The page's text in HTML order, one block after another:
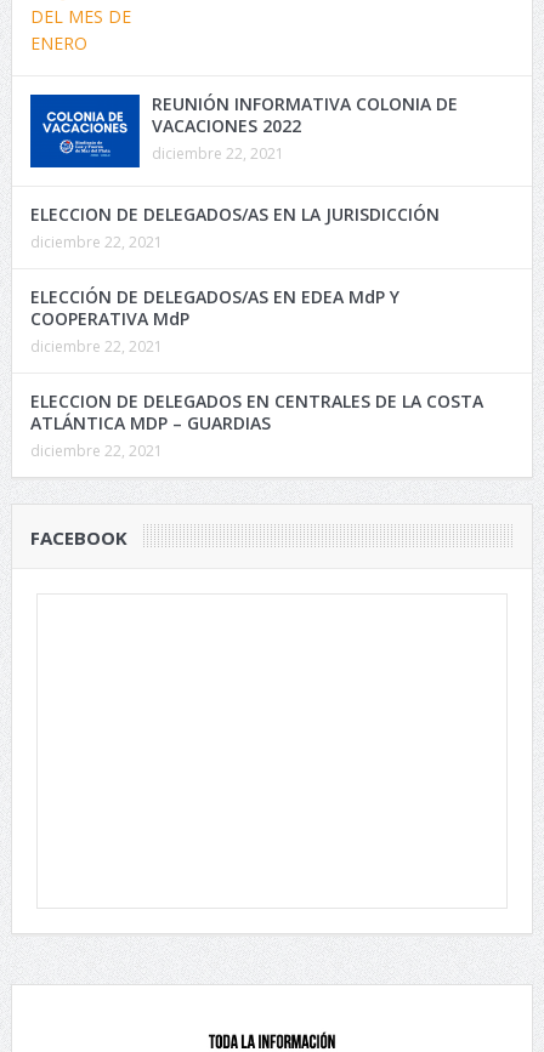
REUNIÓN INFORMATIVA COLONIA DE
VACACIONES 2022
diciembre 22, 2021
ELECCION DE DELEGADOS/AS EN LA JURISDICCIÓN
diciembre 22, 2021
ELECCIÓN DE DELEGADOS/AS EN EDEA MdP Y
COOPERATIVA MdP
diciembre 22, 2021
ELECCION DE DELEGADOS EN CENTRALES DE LA COSTA
ATLÁNTICA MDP – GUARDIAS
diciembre 22, 2021
FACEBOOK